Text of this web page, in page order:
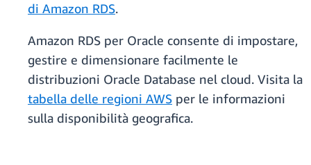
di Amazon RDS.
Amazon RDS per Oracle consente di impostare,
gestire e dimensionare facilmente le
distribuzioni Oracle Database nel cloud. Visita la
tabella delle regioni AWS per le informazioni
sulla disponibilità geografica.